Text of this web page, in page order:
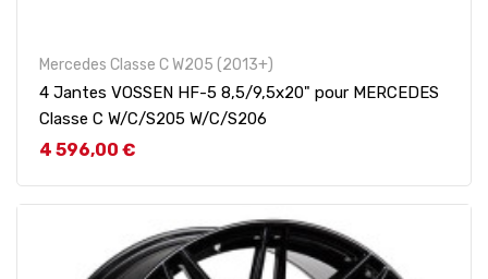
Mercedes Classe C W205 (2013+)
4 Jantes VOSSEN HF-5 8,5/9,5x20" pour MERCEDES
Classe C W/C/S205 W/C/S206
Prix
4 596,00 €